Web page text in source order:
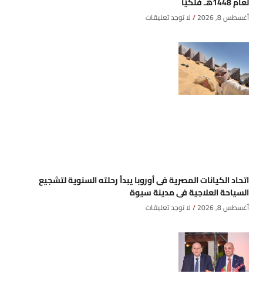
أغسطس 8, 2026 لا توجد تعليقات
اتحاد الكيانات المصرية فى أوروبا يبدأ رحلته السنوية لتشجيع
السياحة العلاجية فى مدينة سيوة
أغسطس 8, 2026 لا توجد تعليقات